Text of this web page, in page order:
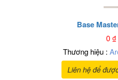
Base
0₫
Thương hiệu :
Liên hệ để